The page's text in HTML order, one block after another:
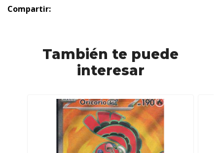
Compartir:
También te puede
interesar